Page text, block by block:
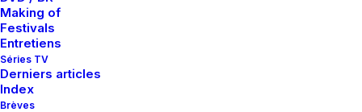
Making of
Festivals
Entretiens
Séries TV
Derniers articles
Index
Brèves
Mostra de Venise 2007